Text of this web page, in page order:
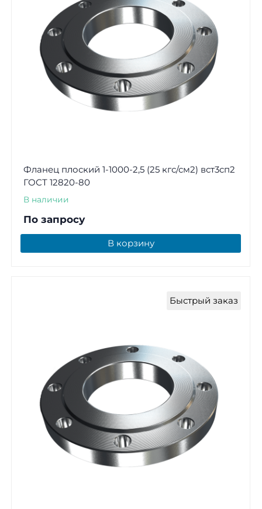
Фланец плоский 1-1000-2,5 (25 кгс/см2) вст3сп2
ГОСТ 12820-80
В наличии
По запросу
В корзину
Быстрый заказ